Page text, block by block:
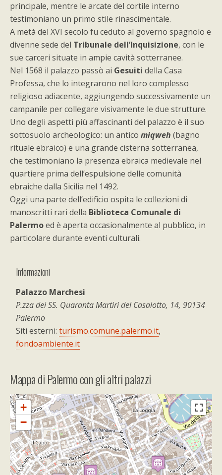
principale, mentre le arcate del cortile interno
testimoniano un primo stile rinascimentale.
A metà del XVI secolo fu ceduto al governo spagnolo e
divenne sede del Tribunale dell’Inquisizione, con le
sue carceri situate in ampie cavità sotterranee.
Nel 1568 il palazzo passò ai Gesuiti della Casa
Professa, che lo integrarono nel loro complesso
religioso adiacente, aggiungendo successivamente un
campanile per collegare visivamente le due strutture.
Uno degli aspetti più affascinanti del palazzo è il suo
sottosuolo archeologico: un antico miqweh (bagno
rituale ebraico) e una grande cisterna sotterranea,
che testimoniano la presenza ebraica medievale nel
quartiere prima dell’espulsione delle comunità
ebraiche dalla Sicilia nel 1492.
Oggi una parte dell’edificio ospita le collezioni di
manoscritti rari della Biblioteca Comunale di
Palermoed è aperta occasionalmente al pubblico, in
particolare durante eventi culturali.
Informazioni
Palazzo Marchesi
P.zza dei SS. Quaranta Martiri del Casalotto, 14, 90134
Palermo
Siti esterni: turismo.comune.palermo.it,
fondoambiente.it
Mappa di Palermo con gli altri palazzi
+
−